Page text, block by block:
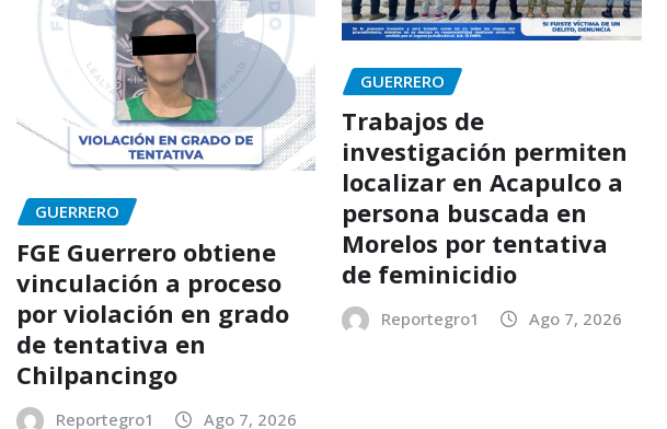
GUERRERO
FGE Guerrero obtiene
vinculación a proceso
por violación en grado
de tentativa en
Chilpancingo
Reportegro1 Ago 7, 2026
GUERRERO
Trabajos de
investigación permiten
localizar en Acapulco a
persona buscada en
Morelos por tentativa
de feminicidio
Reportegro1 Ago 7, 2026